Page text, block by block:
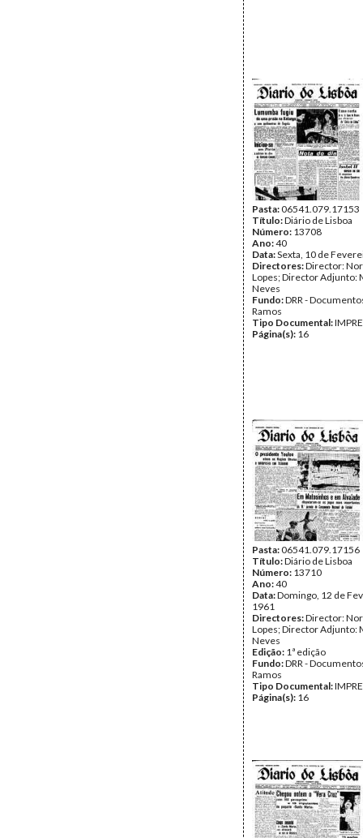
Pasta:06541.079.17153
Título:Diário de Lisboa
Número: 13708
Ano:40
Data:Sexta, 10 de
Directores:Director:
Lopes; Director Adjunto:
Neves
Fundo:DRR -
Ramos
Tipo Documental:
Página(s): 16
Pasta:06541.079.17156
Título:Diário de Lisboa
Número: 13710
Ano:40
Data:Domingo, 12 de
1961
Directores:Director:
Lopes; Director Adjunto:
Neves
Edição: 1ª edição
Fundo:DRR -
Ramos
Tipo Documental:
Página(s): 16